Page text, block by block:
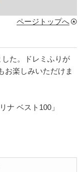
ページトップへ
た。ドレミふりが
お楽しみいただけま
ナ ベスト100」